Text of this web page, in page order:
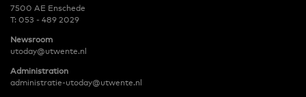
7500 AE Enschede
T: 053 - 489 2029
Newsroom
utoday@utwente.nl
Administration
administratie-utoday@utwente.nl